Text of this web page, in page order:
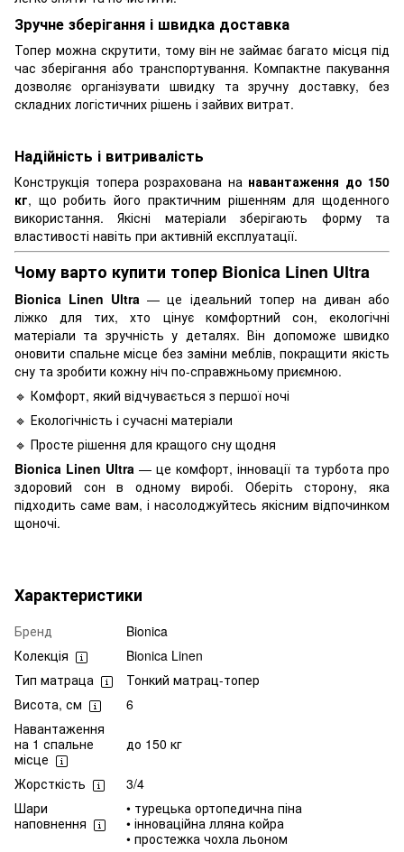
Зручне зберігання і швидка доставка
Топер можна скрутити, тому він не займає багато місця під
час зберігання або транспортування. Компактне пакування
дозволяє організувати швидку та зручну доставку, без
складних логістичних рішень і зайвих витрат.
Надійність і витривалість
Конструкція топера розрахована на навантаження до 150
кг, що робить його практичним рішенням для щоденного
використання. Якісні матеріали зберігають форму та
властивості навіть при активній експлуатації.
Чому варто купити топер Bionica Linen Ultra
Bionica Linen Ultra — це ідеальний топер на диван або
ліжко для тих, хто цінує комфортний сон, екологічні
матеріали та зручність у деталях. Він допоможе швидко
оновити спальне місце без заміни меблів, покращити якість
сну та зробити кожну ніч по-справжньому приємною.
🔹 Комфорт, який відчувається з першої ночі
🔹 Екологічність і сучасні матеріали
🔹 Просте рішення для кращого сну щодня
Bionica Linen Ultra — це комфорт, інновації та турбота про
здоровий сон в одному виробі. Оберіть сторону, яка
підходить саме вам, і насолоджуйтесь якісним відпочинком
щоночі.
Характеристики
Бренд
Bionica
Колекція
Bionica Linen
Тип матраца
Тонкий матрац-топер
Висота, см
6
Навантаження
на 1 спальне
місце
до 150 кг
Жорсткість
3/4
Шари
наповнення
• турецька ортопедична піна
• інноваційна лляна койра
• простежка чохла льоном